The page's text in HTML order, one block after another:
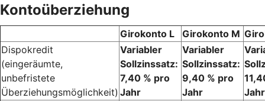
Kontoüberziehung
Girokonto L Girokonto M
Dispokredit
(eingeräumte,
unbefristete
Überziehungsmöglichkeit)
Variabler
Sollzinssatz:
7,40 % pro
Jahr
Variabler
Sollzinssatz:
9,40 % pro
Jahr
Jahr